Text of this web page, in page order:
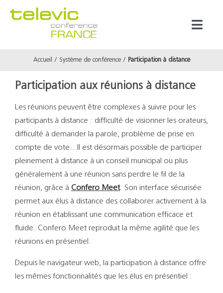
Support
Accueil Système de conférence Participation à distance
Participation aux réunions à distance
Les réunions peuvent être complexes à suivre pour les
participants à distance : difficulté de visionner les orateurs,
difficulté à demander la parole, problème de prise en
compte de vote…Il est désormais possible de participer
pleinement à distance à un conseil municipal ou plus
généralement à une réunion sans perdre le fil de la
réunion, grâce à Confero Meet. Son interface sécurisée
permet aux élus à distance des collaborer activement à la
réunion en établissant une communication efficace et
fluide. Confero Meet reproduit la même agilité que les
réunions en présentiel.
Depuis le navigateur web, la participation à distance offre
les mêmes fonctionnalités que les élus en présentiel :